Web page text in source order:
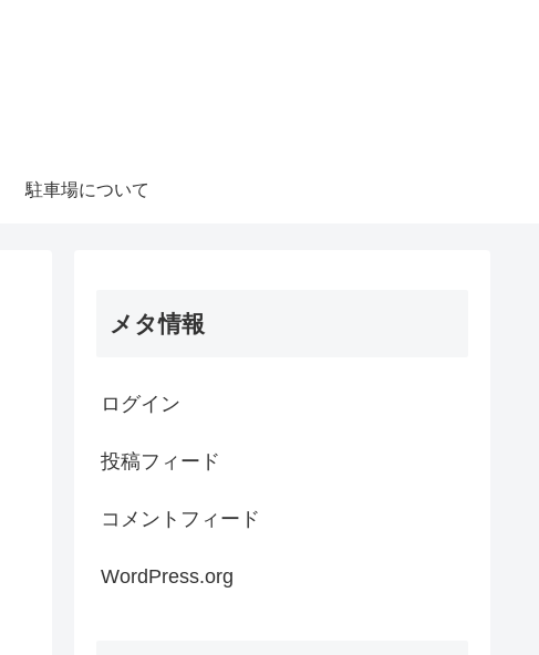
駐車場について
メタ情報
ログイン
投稿フィード
コメントフィード
WordPress.org